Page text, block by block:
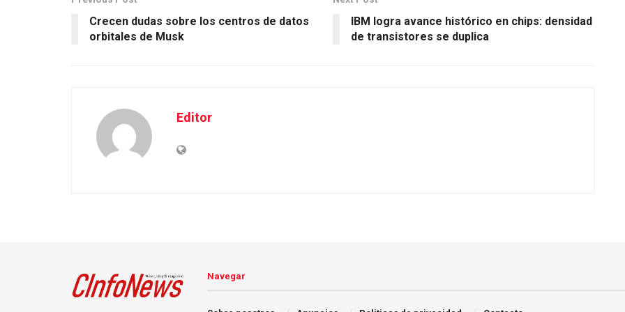
Crecen dudas sobre los centros de datos
orbitales de Musk
IBM logra avance histórico en chips: densidad
de transistores se duplica
Editor
Navegar